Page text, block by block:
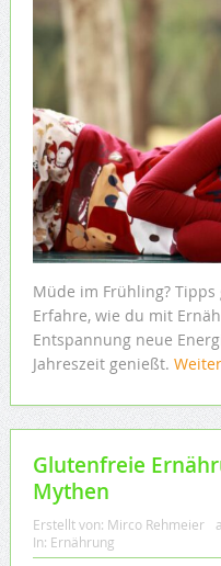
Müde im Frühling?
Erfahre, wie du mit
Entspannung neue
Jahreszeit genießt.
Glutenfreie
Mythen
Erstellt von: Mirco Rehmeier
In: Ernährung